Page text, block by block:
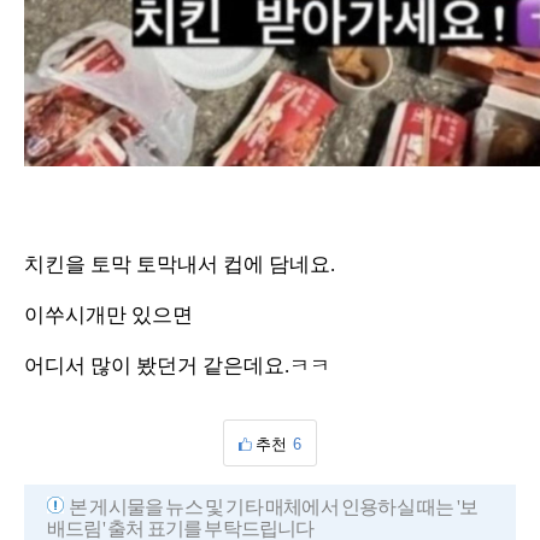
치킨을 토막 토막내서 컵에 담네요.
이쑤시개만 있으면
어디서 많이 봤던거 같은데요.ㅋㅋ
추천 6
본 게시물을 뉴스 및 기타 매체에서 인용하실 때는 '보
배드림' 출처 표기를 부탁드립니다